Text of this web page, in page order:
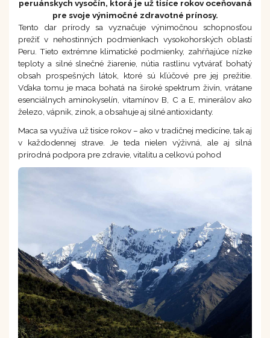
peruánskych vysočín, ktorá je už tisíce rokov oceňovaná
pre svoje výnimočné zdravotné prínosy.
Tento dar prírody sa vyznačuje výnimočnou schopnosťou
prežiť v nehostinných podmienkach vysokohorských oblastí
Peru. Tieto extrémne klimatické podmienky, zahŕňajúce nízke
teploty a silné slnečné žiarenie, nútia rastlinu vytvárať bohatý
obsah prospešných látok, ktoré sú kľúčové pre jej prežitie.
Vďaka tomu je maca bohatá na široké spektrum živín, vrátane
esenciálnych aminokyselín, vitamínov B, C a E, minerálov ako
železo, vápnik, zinok, a obsahuje aj silné antioxidanty.
Maca sa využíva už tisíce rokov – ako v tradičnej medicíne, tak aj
v každodennej strave. Je teda nielen výživná, ale aj silná
prírodná podpora pre zdravie, vitalitu a celkovú pohod